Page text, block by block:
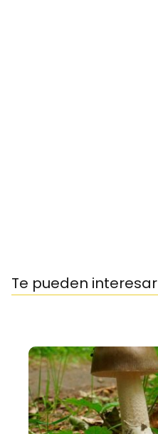
Te pueden interesar